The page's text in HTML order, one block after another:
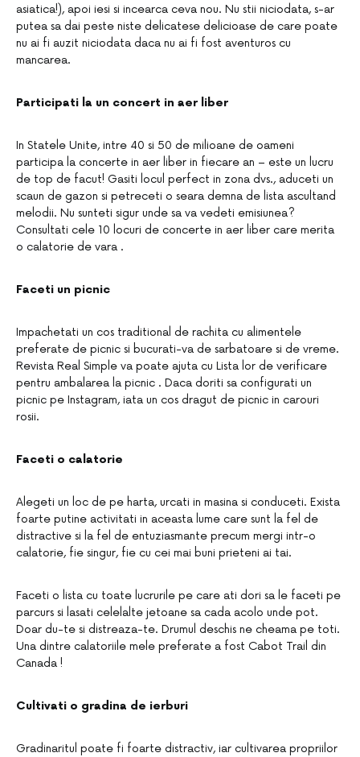
asiatica!), apoi iesi si incearca ceva nou. Nu stii niciodata, s-ar
putea sa dai peste niste delicatese delicioase de care poate
nu ai fi auzit niciodata daca nu ai fi fost aventuros cu
mancarea.
Participati la un concert in aer liber
In Statele Unite, intre 40 si 50 de milioane de oameni
participa la concerte in aer liber in fiecare an – este un lucru
de top de facut! Gasiti locul perfect in zona dvs., aduceti un
scaun de gazon si petreceti o seara demna de lista ascultand
melodii. Nu sunteti sigur unde sa va vedeti emisiunea?
Consultati cele 10 locuri de concerte in aer liber care merita
o calatorie de vara .
Faceti un picnic
Impachetati un cos traditional de rachita cu alimentele
preferate de picnic si bucurati-va de sarbatoare si de vreme.
Revista Real Simple va poate ajuta cu Lista lor de verificare
pentru ambalarea la picnic . Daca doriti sa configurati un
picnic pe Instagram, iata un cos dragut de picnic in carouri
rosii.
Faceti o calatorie
Alegeti un loc de pe harta, urcati in masina si conduceti. Exista
foarte putine activitati in aceasta lume care sunt la fel de
distractive si la fel de entuziasmante precum mergi intr-o
calatorie, fie singur, fie cu cei mai buni prieteni ai tai.
Faceti o lista cu toate lucrurile pe care ati dori sa le faceti pe
parcurs si lasati celelalte jetoane sa cada acolo unde pot.
Doar du-te si distreaza-te. Drumul deschis ne cheama pe toti.
Una dintre calatoriile mele preferate a fost Cabot Trail din
Canada !
Cultivati o gradina de ierburi
Gradinaritul poate fi foarte distractiv, iar cultivarea propriilor